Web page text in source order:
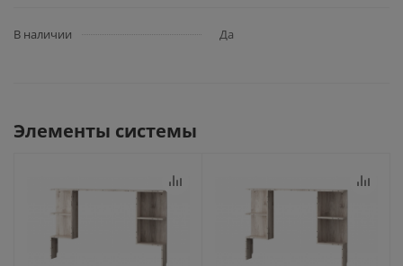
В наличии Да
Элементы системы